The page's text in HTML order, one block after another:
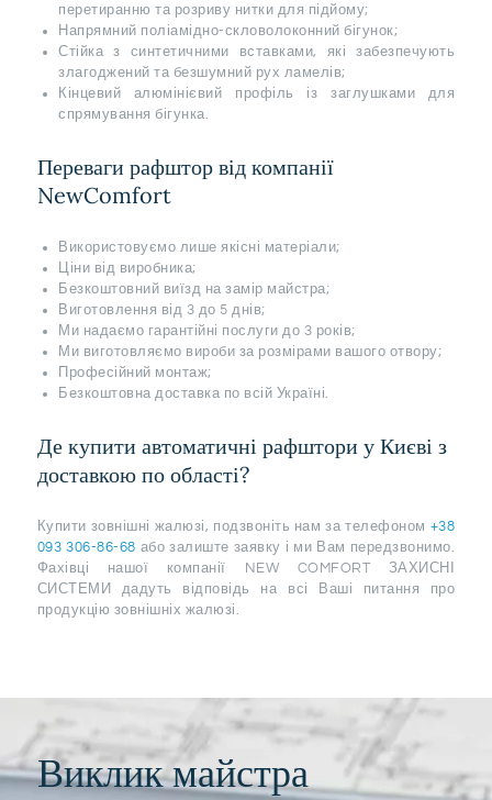
перетиранню та розриву нитки для підйому;
Напрямний поліамідно-скловолоконний бігунок;
Стійка з синтетичними вставками, які забезпечують
злагоджений та безшумний рух ламелів;
Кінцевий алюмінієвий профіль із заглушками для
спрямування бігунка.
Переваги рафштор від компанії
NewComfort
Використовуємо лише якісні матеріали;
Ціни від виробника;
Безкоштовний виїзд на замір майстра;
Виготовлення від 3 до 5 днів;
Ми надаємо гарантійні послуги до 3 років;
Ми виготовляємо вироби за розмірами вашого отвору;
Професійний монтаж;
Безкоштовна доставка по всій Україні.
Де купити автоматичні рафштори у Києві з
доставкою по області?
Купити зовнішні жалюзі, подзвоніть нам за телефоном +38
093 306-86-68 або залиште заявку і ми Вам передзвонимо.
Фахівці нашої компанії NEW COMFORT ЗАХИСНІ
СИСТЕМИ дадуть відповідь на всі Ваші питання про
продукцію зовнішніх жалюзі.
Виклик майстра